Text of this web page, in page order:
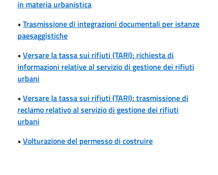
in materia urbanistica
• Trasmissione di integrazioni documentali per istanze
paesaggistiche
• Versare la tassa sui rifiuti (TARI): richiesta di
informazioni relative al servizio di gestione dei rifiuti
urbani
• Versare la tassa sui rifiuti (TARI): trasmissione di
reclamo relativo al servizio di gestione dei rifiuti
urbani
• Volturazione del permesso di costruire